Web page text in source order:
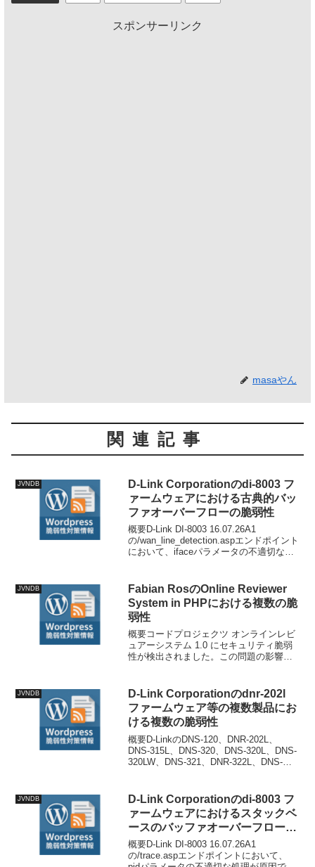
スポンサーリンク
masaやん
関連記事
JVNDB
D-Link Corporationのdi-8003 フ
ァームウェアにおける古典的バッ
ファオーバーフローの脆弱性
概要D-Link DI-8003 16.07.26A1
の/wan_line_detection.aspエンドポイント
において、ifaceパラメータの不適切な処
2026-...
JVNDB
Fabian RosのOnline Reviewer
System in PHPにおける複数の脆
弱性
概要コードプロジェクツ オンラインレビ
ュアーシステム 1.0 にセキュリティ脆弱
性が検出されました。この問題の影響を
retest/take/in...
JVNDB
D-Link Corporationのdnr-202l
ファームウェア等の複数製品にお
ける複数の脆弱性
概要D-LinkのDNS-120、DNR-202L、
DNS-315L、DNS-320、DNS-320L、DNS-
320LW、DNS-321、DNR-322L、DNS-
JVNDB
D-Link Corporationのdi-8003 フ
ァームウェアにおけるスタックベ
ースのバッファオーバーフローの
脆弱性
概要D-Link DI-8003 16.07.26A1
の/trace.aspエンドポイントにおいて、